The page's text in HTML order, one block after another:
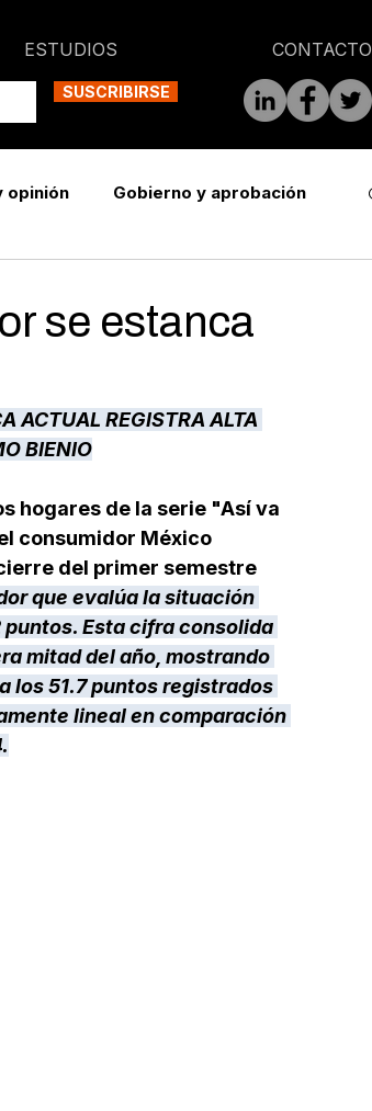
ESTUDIOS CONTACTO
SUSCRIBIRSE
opinión Gobierno y aprobación
se estanca
ACTUAL REGISTRA ALTA
BIENIO
hogares de la serie "Así va
consumidor México
del primer semestre
que evalúa la situación
Esta cifra consolida
mitad del año, mostrando
los 51.7 puntos registrados
lineal en comparación
.